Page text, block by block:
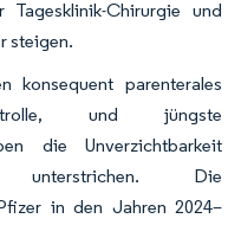
Chirurgie und
steigen.
konsequent parenterales
und jüngste
die Unverzichtbarkeit
unterstrichen. Die
in den Jahren 2024–